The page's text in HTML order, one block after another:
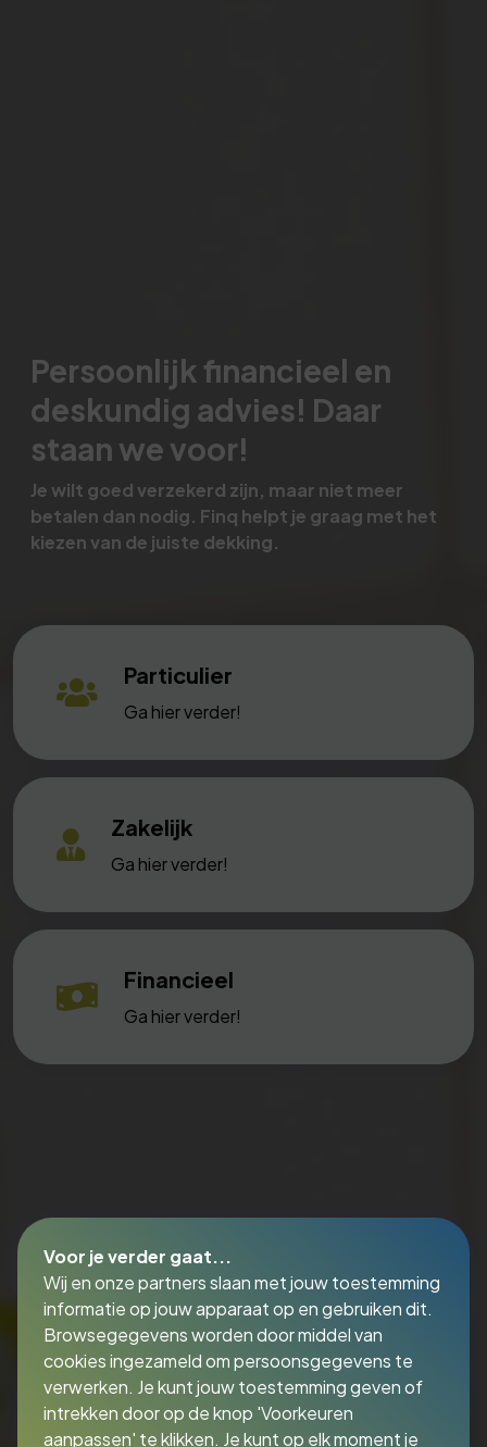
Persoonlijk financieel en
deskundig advies! Daar
staan we voor!
Je wilt goed verzekerd zijn, maar niet meer
betalen dan nodig. Finq helpt je graag met het
kiezen van de juiste dekking.
Particulier
Ga hier verder!
Zakelijk
Ga hier verder!
Financieel
Ga hier verder!
Voor je verder gaat...
Wij en onze partners slaan met jouw toestemming
informatie op jouw apparaat op en gebruiken dit.
Browsegegevens worden door middel van
cookies ingezameld om persoonsgegevens te
verwerken. Je kunt jouw toestemming geven of
intrekken door op de knop 'Voorkeuren
aanpassen' te klikken. Je kunt op elk moment je